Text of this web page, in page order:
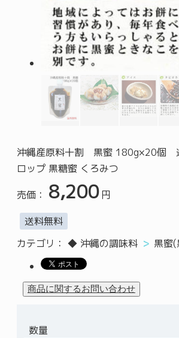
沖縄産原料十割 黒蜜 180g×20個
ロップ 黒糖蜜 くろみつ
売価： 8,200円
送料無料
カテゴリ： ◆ 沖縄の調味料 黒蜜
数量